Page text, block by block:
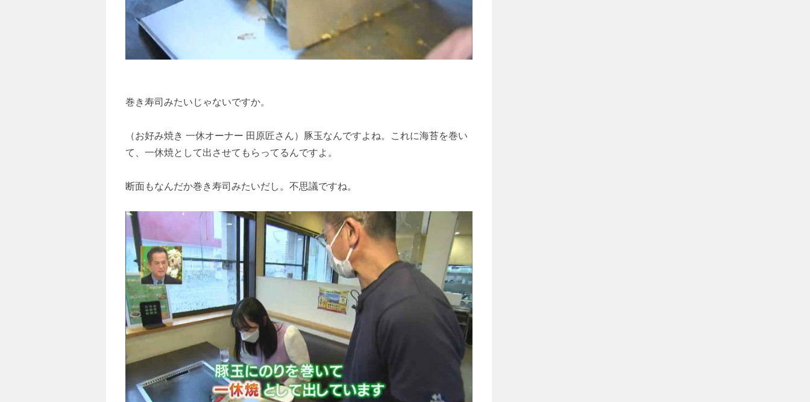
巻き寿司みたいじゃないですか。
（お好み焼き 一休オーナー 田原匠さん）豚玉なんですよね。これに海苔を巻い
て、一休焼として出させてもらってるんですよ。
断面もなんだか巻き寿司みたいだし。不思議ですね。